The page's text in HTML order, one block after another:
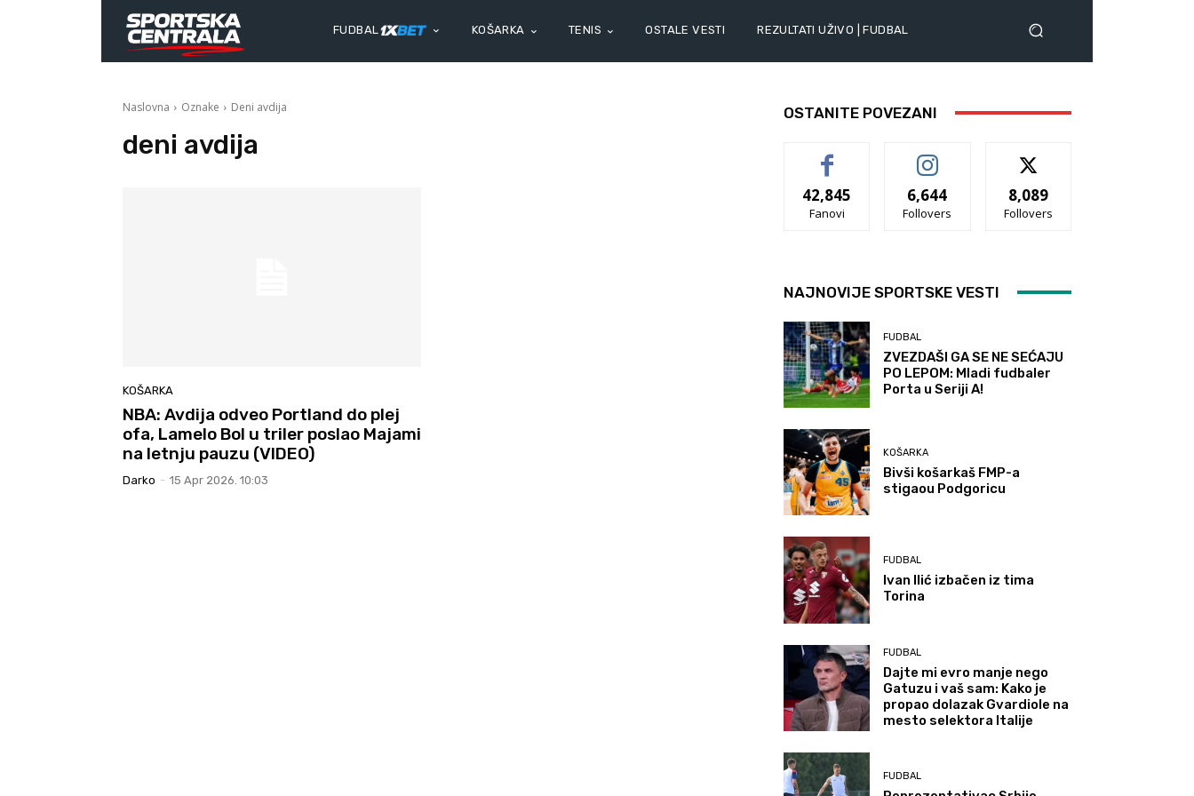
FUDBAL KOŠARKA TENIS OSTALE VESTI REZULTATI UŽIVO | FUDBAL
Naslovna Oznake Deni avdija
deni avdija
KOŠARKA
NBA: Avdija odveo Portland do plej
ofa, Lamelo Bol u triler poslao Majami
na letnju pauzu (VIDEO)
Darko - 15 Apr 2026. 10:03
OSTANITE POVEZANI
42,845
Fanovi
6,644
Follovers
8,089
Follovers
NAJNOVIJE SPORTSKE VESTI
FUDBAL
ZVEZDAŠI GA SE NE SEĆAJU
PO LEPOM: Mladi fudbaler
Porta u Seriji A!
KOŠARKA
Bivši košarkaš FMP-a
stigaou Podgoricu
FUDBAL
Ivan Ilić izbačen iz tima
Torina
FUDBAL
Dajte mi evro manje nego
Gatuzu i vaš sam: Kako je
propao dolazak Gvardiole na
mesto selektora Italije
FUDBAL